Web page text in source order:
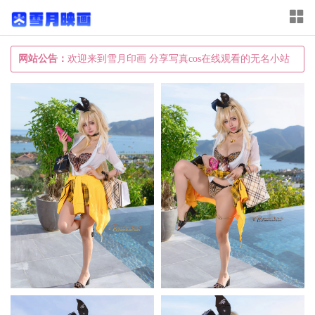
网站公告： 欢迎来到雪月印画 分享写真cos在线观看的无名小站
T
o
g
e
n
a
v
i
a
i